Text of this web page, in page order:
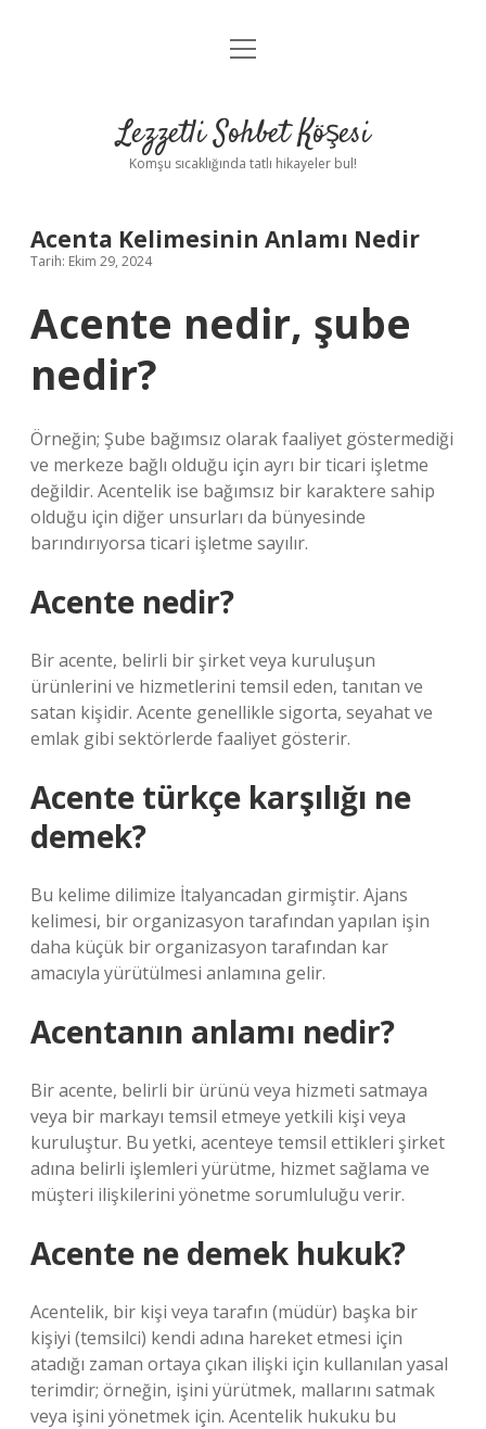
Anasayfa
Yasal Uyarı
menüyü
Lezzetli Sohbet Köşesi
Komşu sıcaklığında tatlı hikayeler bul!
Acenta Kelimesinin Anlamı Nedir
Tarih: Ekim 29, 2024
Acente nedir, şube
nedir?
Örneğin; Şube bağımsız olarak faaliyet göstermediği
ve merkeze bağlı olduğu için ayrı bir ticari işletme
değildir. Acentelik ise bağımsız bir karaktere sahip
olduğu için diğer unsurları da bünyesinde
barındırıyorsa ticari işletme sayılır.
Acente nedir?
Bir acente, belirli bir şirket veya kuruluşun
ürünlerini ve hizmetlerini temsil eden, tanıtan ve
satan kişidir. Acente genellikle sigorta, seyahat ve
emlak gibi sektörlerde faaliyet gösterir.
Acente türkçe karşılığı ne
demek?
Bu kelime dilimize İtalyancadan girmiştir. Ajans
kelimesi, bir organizasyon tarafından yapılan işin
daha küçük bir organizasyon tarafından kar
amacıyla yürütülmesi anlamına gelir.
Acentanın anlamı nedir?
Bir acente, belirli bir ürünü veya hizmeti satmaya
veya bir markayı temsil etmeye yetkili kişi veya
kuruluştur. Bu yetki, acenteye temsil ettikleri şirket
adına belirli işlemleri yürütme, hizmet sağlama ve
müşteri ilişkilerini yönetme sorumluluğu verir.
Acente ne demek hukuk?
Acentelik, bir kişi veya tarafın (müdür) başka bir
kişiyi (temsilci) kendi adına hareket etmesi için
atadığı zaman ortaya çıkan ilişki için kullanılan yasal
terimdir; örneğin, işini yürütmek, mallarını satmak
veya işini yönetmek için. Acentelik hukuku bu